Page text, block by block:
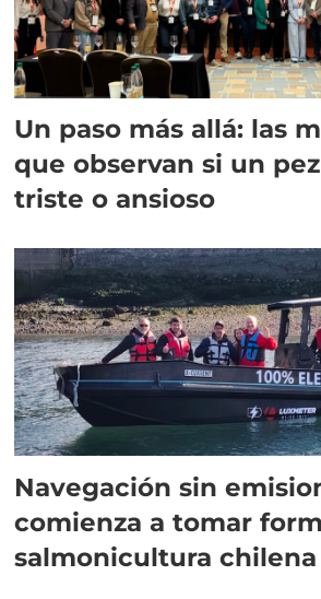
Un paso más allá: las
que observan si un
triste o ansioso
Navegación sin
comienza a tomar
salmonicultura chilena